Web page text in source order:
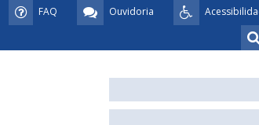
Ouvidoria
FAQ